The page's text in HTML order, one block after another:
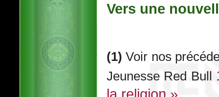
Vers une
(1) Voir nos
Jeunesse Red Bull